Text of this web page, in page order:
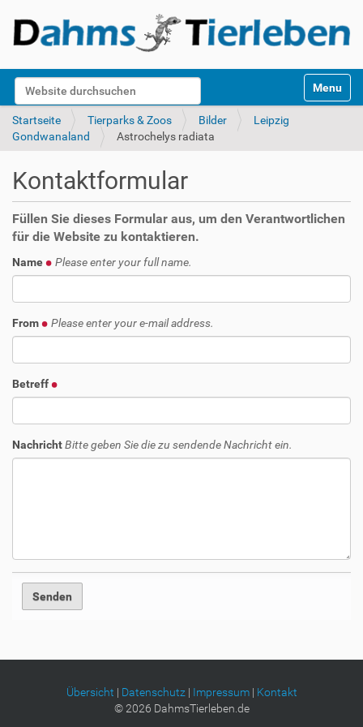
Website durchsuchen
k
Toggle
Startseite Tierparks & Zoos Bilder
Leipzig
Gondwanaland
Astrochelys radiata
Kontaktformular
Füllen Sie dieses Formular aus, um den Verantwortlichen
für die Website zu kontaktieren.
Name Please enter your full name.
From Please enter your e-mail address.
Betreff
NachrichtBitte geben Sie die zu sendende Nachricht ein.
Übersicht | Datenschutz| Impressum| Kontakt
©2026 DahmsTierleben.de